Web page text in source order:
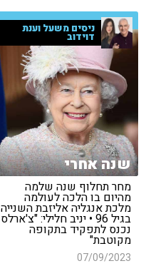
ניסים משעל וענת
דוידוב
שנה אחרי
מחר תחלוף שנה שלמה
מהיום בו הלכה לעולמה
מלכת אנגליה אליזבת השנייה
בגיל 96 • יניב חלילי: "צ'ארלס
נכנס לתפקיד בתקופה
מקוטבת"
07/09/2023